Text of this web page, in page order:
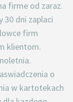
firme od zaraz.
dni zaplaci
firm
klientom.
o
w kartotekach